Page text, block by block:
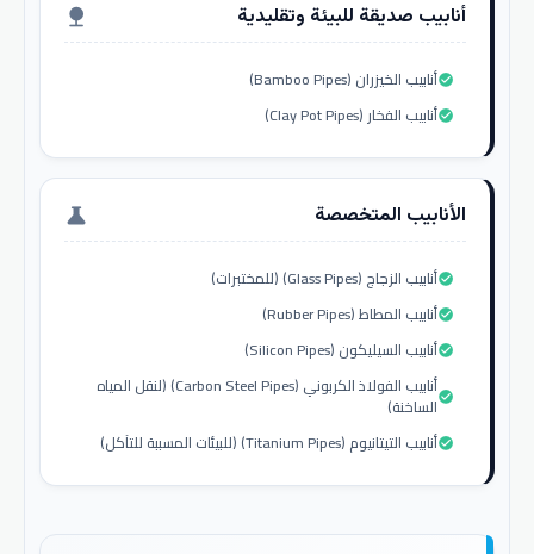
أنابيب صديقة للبيئة وتقليدية nature
أنابيب الخيزران (Bamboo Pipes)check_circle
أنابيب الفخار (Clay Pot Pipes)check_circle
الأنابيب المتخصصة science
أنابيب الزجاج (Glass Pipes) (للمختبرات)check_circle
أنابيب المطاط (Rubber Pipes)check_circle
أنابيب السيليكون (Silicon Pipes)check_circle
أنابيب الفولاذ الكربوني (Carbon Steel Pipes) (لنقل المياه
الساخنة)check_circle
أنابيب التيتانيوم (Titanium Pipes) (للبيئات المسببة للتآكل)check_circle